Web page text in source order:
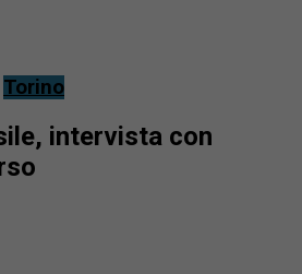
Torino
intervista con